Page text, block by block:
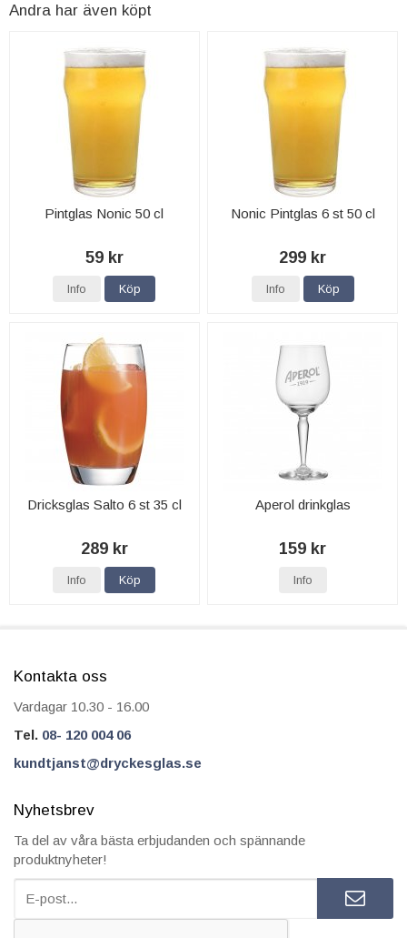
Andra har även köpt
Pintglas Nonic 50 cl
59 kr
Info Köp
Nonic Pintglas 6 st 50 cl
299 kr
Info Köp
Dricksglas Salto 6 st 35 cl
289 kr
Info Köp
Aperol drinkglas
159 kr
Info
Kontakta oss
Vardagar 10.30 - 16.00
Tel. 08- 120 004 06
kundtjanst@dryckesglas.se
Nyhetsbrev
Ta del av våra bästa erbjudanden och spännande
produktnyheter!